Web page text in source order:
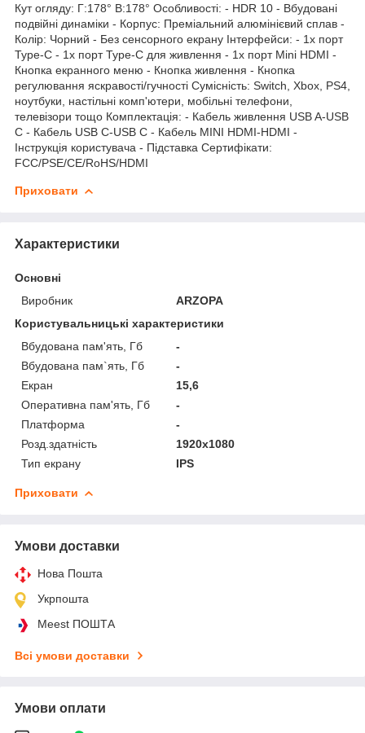
Кут огляду: Г:178° В:178° Особливості: - HDR 10 - Вбудовані
подвійні динаміки - Корпус: Преміальний алюмінієвий сплав -
Колір: Чорний - Без сенсорного екрану Інтерфейси: - 1x порт
Type-C - 1x порт Type-C для живлення - 1x порт Mini HDMI -
Кнопка екранного меню - Кнопка живлення - Кнопка
регулювання яскравості/гучності Сумісність: Switch, Xbox, PS4,
ноутбуки, настільні комп'ютери, мобільні телефони,
телевізори тощо Комплектація: - Кабель живлення USB A-USB
C - Кабель USB C-USB C - Кабель MINI HDMI-HDMI -
Інструкція користувача - Підставка Сертифікати:
FCC/PSE/CE/RoHS/HDMI
Приховати
Характеристики
Основні
Виробник
ARZOPA
Користувальницькі характеристики
Вбудована пам'ять, Гб
-
Вбудована пам`ять, Гб
-
Екран
15,6
Оперативна пам'ять, Гб
-
Платформа
-
Розд.здатність
1920x1080
Тип екрану
IPS
Приховати
Умови доставки
Нова Пошта
Укрпошта
Meest ПОШТА
Всі умови доставки
Умови оплати